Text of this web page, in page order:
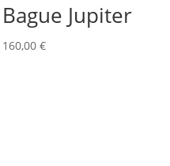
Bague Jupiter
160,00€